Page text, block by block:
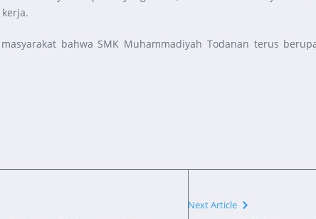
bahwa SMK Muhammadiyah Todanan terus
Next Article